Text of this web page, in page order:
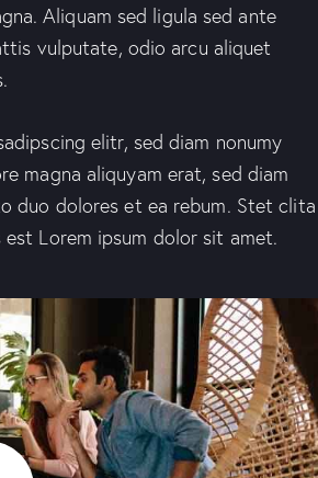
Aliquam sed ligula sed ante
vulputate, odio arcu aliquet
elitr, sed diam nonumy
magna aliquyam erat, sed diam
duo dolores et ea rebum. Stet clita
Lorem ipsum dolor sit amet.